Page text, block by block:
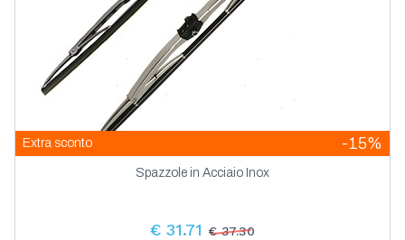
Extra sconto -15%
Spazzole in Acciaio Inox
€ 31.71 € 37.30